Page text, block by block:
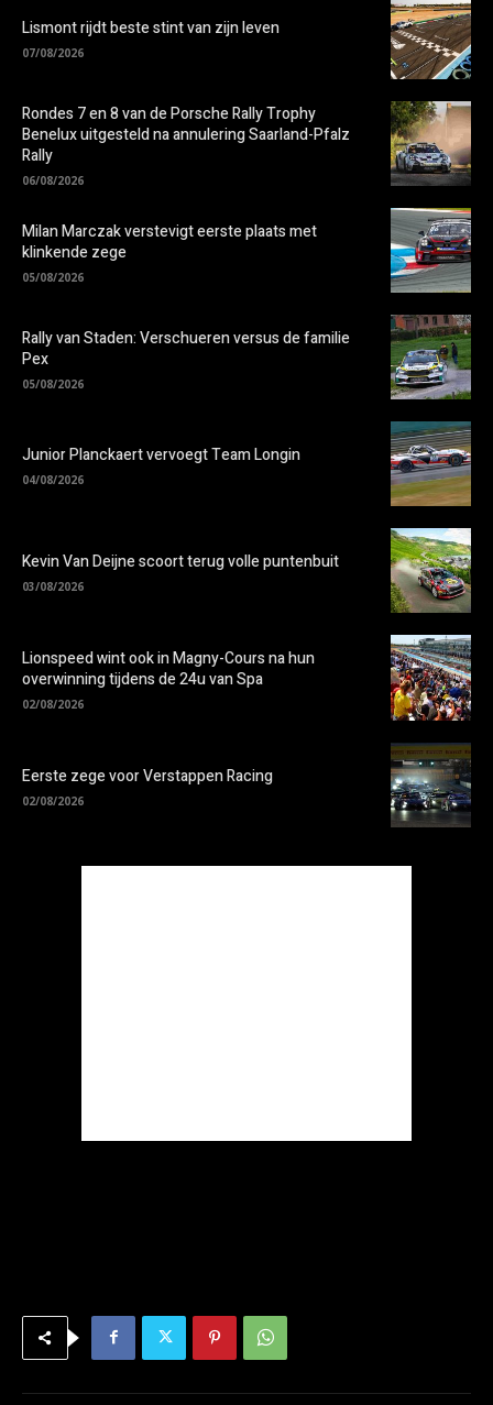
Lismont rijdt beste stint van zijn leven
07/08/2026
Rondes 7 en 8 van de Porsche Rally Trophy
Benelux uitgesteld na annulering Saarland-Pfalz
Rally
06/08/2026
Milan Marczak verstevigt eerste plaats met
klinkende zege
05/08/2026
Rally van Staden: Verschueren versus de familie
Pex
05/08/2026
Junior Planckaert vervoegt Team Longin
04/08/2026
Kevin Van Deijne scoort terug volle puntenbuit
03/08/2026
Lionspeed wint ook in Magny-Cours na hun
overwinning tijdens de 24u van Spa
02/08/2026
Eerste zege voor Verstappen Racing
02/08/2026